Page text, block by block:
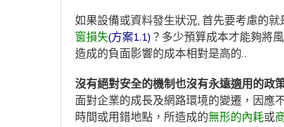
如果設備或資料發生狀況, 首先要考慮的
窗損失(方案1.1) ？多少預算成本才能夠將
造成的負面影響的成本相對是高的..
沒有絕對安全的機制也沒有永遠適用的政
面對企業的成長及網路環境的變遷，因應
時間或用錯地點，所造成的無形的內耗或